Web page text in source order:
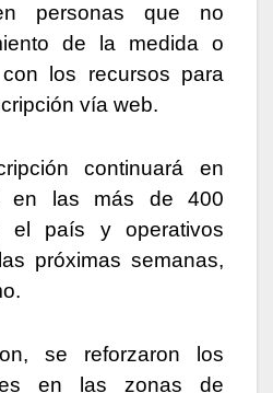
personas que no
de la medida o
los recursos para
vía web.
continuará en
en las más de 400
el país y operativos
próximas semanas,
se reforzaron los
en las zonas de